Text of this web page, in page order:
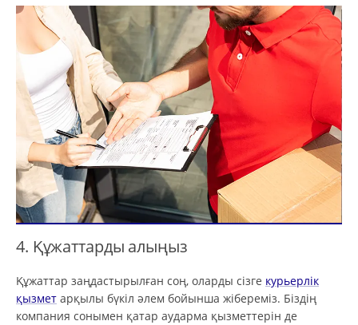
4. Құжаттарды алыңыз
Құжаттар заңдастырылған соң, оларды сізге курьерлік
қызмет арқылы бүкіл әлем бойынша жібереміз. Біздің
компания сонымен қатар аударма қызметтерін де